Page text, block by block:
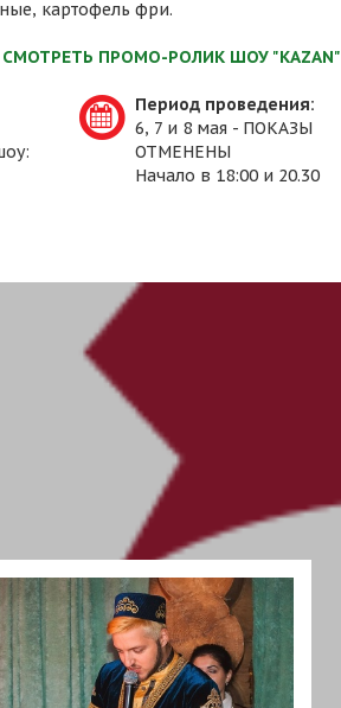
картофель фри.
СМОТРЕТЬ ПРОМО-РОЛИК ШОУ "KAZAN"
Период проведения:
6, 7 и 8 мая - ПОКАЗЫ
ОТМЕНЕНЫ
Начало в 18:00 и 20.30